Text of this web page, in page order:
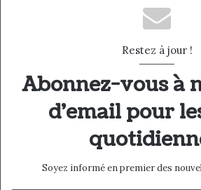
k
e
Restez à jour !
Abonnez-vous à
d'email pour
Soyez informé en premier des